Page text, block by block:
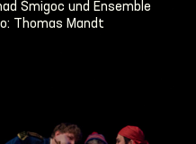
Šmigoc und Ensemble
Thomas Mandt